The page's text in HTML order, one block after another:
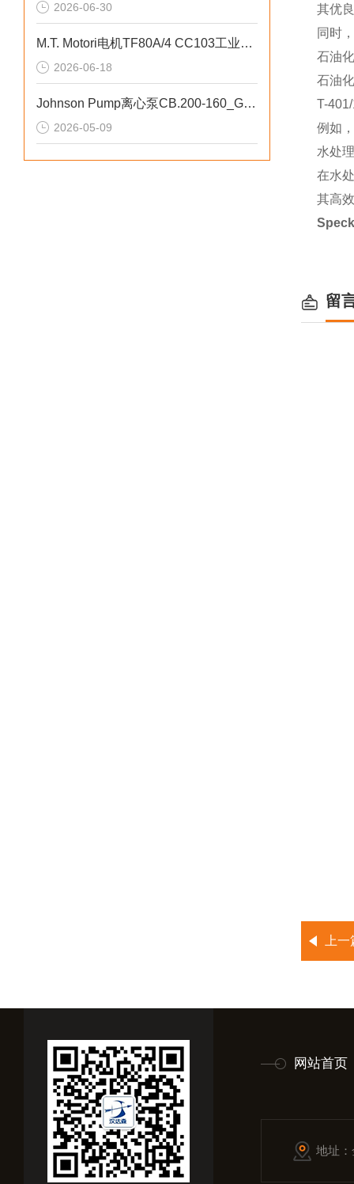
2026-06-30
M.T. Motori电机TF80A/4 CC103工业循环水泵应用
2026-06-18
Johnson Pump离心泵CB.200-160_G2-A6高密封性
2026-05-09
其优
同时
石油
石油
T-
例如
水处
在水
其高
留
上
网站首页
地址